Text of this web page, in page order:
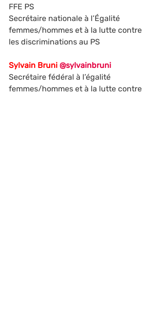
FFE PS
Secrétaire nationale à l’Égalité
femmes/hommes et à la lutte contre
les discriminations au PS
Sylvain Bruni @sylvainbruni
Secrétaire fédéral à l’égalité
femmes/hommes et à la lutte contre